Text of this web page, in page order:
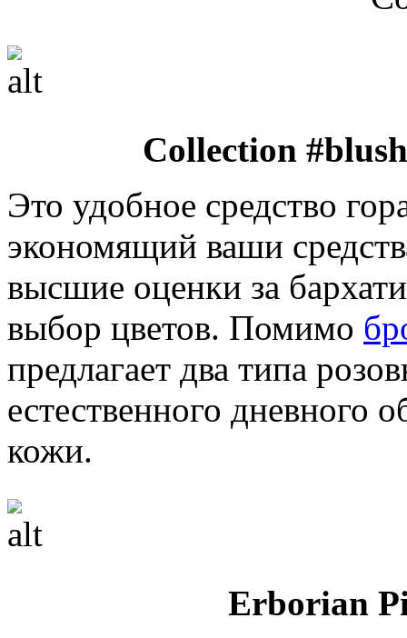
Collection
Это удобное средство
экономящий ваши
высшие оценки за
выбор цветов. Помимо
предлагает два типа
естественного дневного
кожи.
Erborian